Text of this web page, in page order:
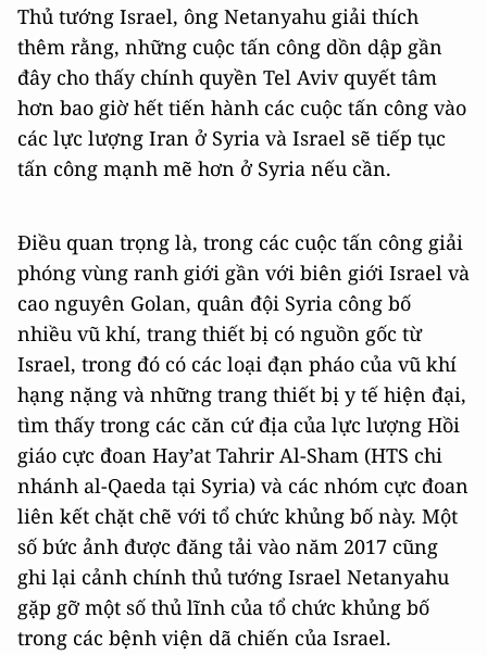
Thủ tướng Israel, ông Netanyahu giải thích
thêm rằng, những cuộc tấn công dồn dập gần
đây cho thấy chính quyền Tel Aviv quyết tâm
hơn bao giờ hết tiến hành các cuộc tấn công vào
các lực lượng Iran ở Syria và Israel sẽ tiếp tục
tấn công mạnh mẽ hơn ở Syria nếu cần.
Điều quan trọng là, trong các cuộc tấn công giải
phóng vùng ranh giới gần với biên giới Israel và
cao nguyên Golan, quân đội Syria công bố
nhiều vũ khí, trang thiết bị có nguồn gốc từ
Israel, trong đó có các loại đạn pháo của vũ khí
hạng nặng và những trang thiết bị y tế hiện đại,
tìm thấy trong các căn cứ địa của lực lượng Hồi
giáo cực đoan Hay’at Tahrir Al-Sham (HTS chi
nhánh al-Qaeda tại Syria) và các nhóm cực đoan
liên kết chặt chẽ với tổ chức khủng bố này. Một
số bức ảnh được đăng tải vào năm 2017 cũng
ghi lại cảnh chính thủ tướng Israel Netanyahu
gặp gỡ một số thủ lĩnh của tổ chức khủng bố
trong các bệnh viện dã chiến của Israel.